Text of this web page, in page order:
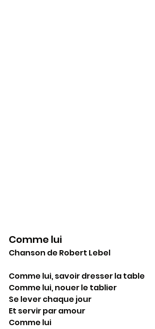
Comme lui
Chanson de Robert Lebel
Comme lui, savoir dresser la table
Comme lui, nouer le tablier
Se lever chaque jour
Et servir par amour
Comme lui